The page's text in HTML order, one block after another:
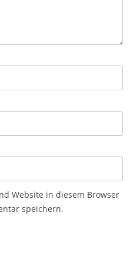
Website in diesem Browser
speichern.